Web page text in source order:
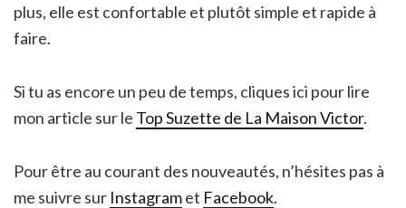
plus, elle est confortable et plutôt simple et rapide à
faire.
Si tu as encore un peu de temps, cliques ici pour lire
mon article sur le Top Suzette de La Maison Victor.
Pour être au courant des nouveautés, n’hésites pas à
me suivre sur Instagramet Facebook.